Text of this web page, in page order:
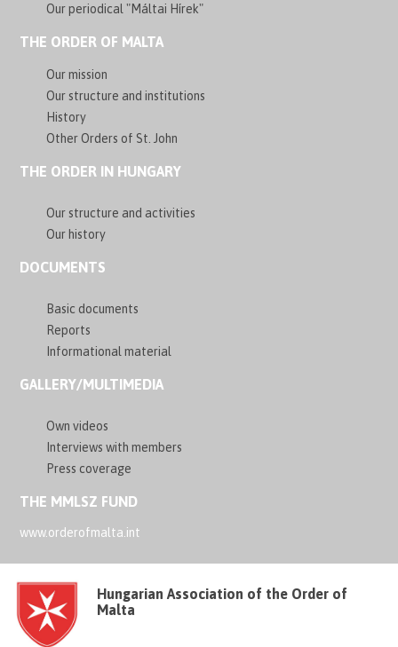
Our periodical "Máltai Hírek"
THE ORDER OF MALTA
Our mission
Our structure and institutions
History
Other Orders of St. John
THE ORDER IN HUNGARY
Our structure and activities
Our history
DOCUMENTS
Basic documents
Reports
Informational material
GALLERY/MULTIMEDIA
Own videos
Interviews with members
Press coverage
THE MMLSZ FUND
www.orderofmalta.int
Hungarian Association of the Order of
Malta